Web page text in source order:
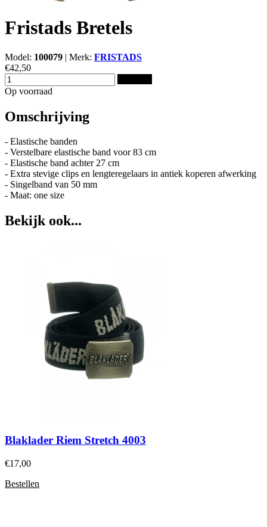
Fristads Bretels
Model: 100079 | Merk: FRISTADS
€42,50
Op voorraad
Omschrijving
- Elastische banden
- Verstelbare elastische band voor 83 cm
- Elastische band achter 27 cm
- Extra stevige clips en lengteregelaars in antiek koperen afwerking
- Singelband van 50 mm
- Maat: one size
Bekijk ook...
Blaklader Riem Stretch 4003
€17,00
Bestellen